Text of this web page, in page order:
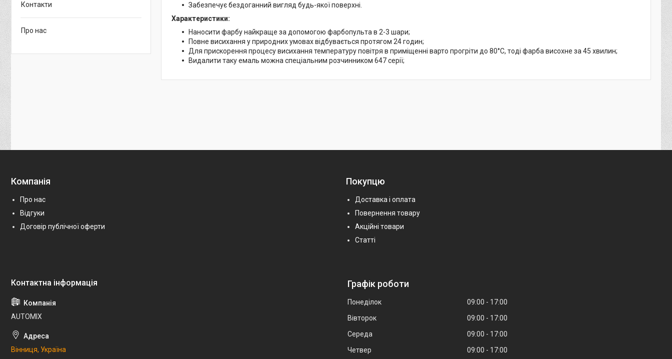
Забезпечує бездоганний вигляд будь-якої поверхні.
Характеристики:
Наносити фарбу найкраще за допомогою фарбопульта в 2-3 шари;
Повне висихання у природних умовах відбувається протягом 24 годин;
Для прискорення процесу висихання температуру повітря в приміщенні варто прогріти до 80°C, тоді фарба висохне за 45 хвилин;
Видалити таку емаль можна спеціальним розчинником 647 серії;
Контакти
Про нас
Компанія
Про нас
Відгуки
Договір публічної оферти
Покупцю
Доставка і оплата
Повернення товару
Акційні товари
Статті
AUTOMIX
Вінниця, Україна
Графік роботи
Понеділок 09:00
17:00
Вівторок
09:00
17:00
Середа
09:00
17:00
Четвер
09:00 17:00